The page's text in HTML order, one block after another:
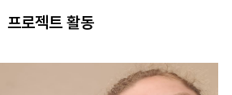
프로젝트 활동